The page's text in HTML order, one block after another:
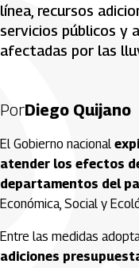
línea, recursos
servicios públicos y
afectadas por las
PorDiego Quijano
El Gobierno nacional
atender los efectos
departamentos del
Económica, Social y
Entre las medidas
adiciones